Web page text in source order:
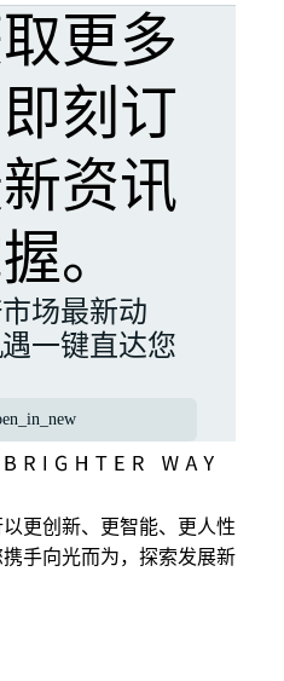
更多
刻订
资讯
。
场最新动
一键直达您
更创新、更智能、更人性
手向光而为，探索发展新